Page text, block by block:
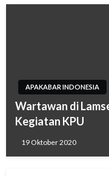
APAKABAR INDONESIA
Wartawan di
Kegiatan KPU
19 Oktober 2020